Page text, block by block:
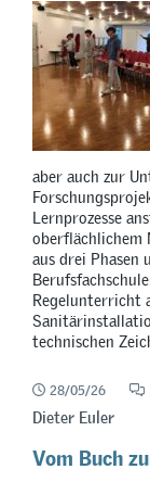
aber auch zur
Lernprozesse
oberflächlichem
aus drei Phasen
Regelunterricht
technischen
28/05/26
Dieter Euler
Vom Buch